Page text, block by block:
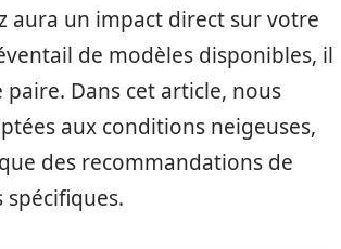
aura un impact direct sur votre
de modèles disponibles, il
Dans cet article, nous
aux conditions neigeuses,
des recommandations de